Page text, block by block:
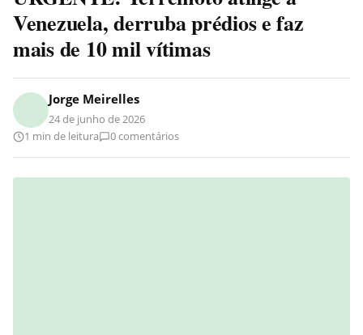
Venezuela, derruba prédios e faz
mais de 10 mil vítimas
Jorge Meirelles
24 de junho de 2026
1 min de leitura
0 comentários